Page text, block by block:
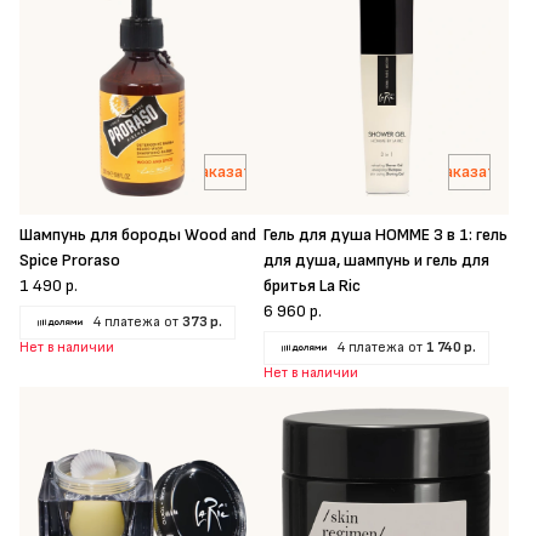
Заказать
Шампунь для бороды Wood and
Spice Proraso
1 490 р.
4 платежа от 373 р.
Нет в наличии
Заказать
Гель для душа HOMME 3 в 1: гель
для душа, шампунь и гель для
бритья La Ric
6 960 р.
4 платежа от 1 740 р.
Нет в наличии